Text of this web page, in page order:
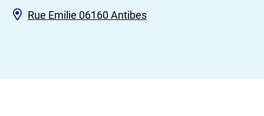
Rue Emilie 06160 Antibes